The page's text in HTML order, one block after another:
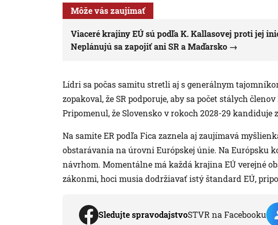
Môže vás zaujímať
Viaceré krajiny EÚ sú podľa K. Kallasovej proti jej
Neplánujú sa zapojiť ani SR a Maďarsko
Lídri sa počas samitu stretli aj s generálnym
zopakoval, že SR podporuje, aby sa počet stálych
Pripomenul, že Slovensko v rokoch 2028-29 kandiduje
Na samite ER podľa Fica zaznela aj zaujímavá
obstarávania na úrovni Európskej únie. Na Európsku
návrhom. Momentálne má každá krajina EÚ verejné
zákonmi, hoci musia dodržiavať istý štandard EÚ,
Sledujte spravodajstvoSTVR na Facebooku